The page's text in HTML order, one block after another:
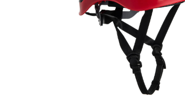
VIZIROM